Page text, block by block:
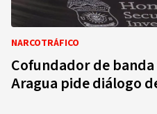
NARCOTRÁFICO
Cofundador de
Aragua pide diálogo